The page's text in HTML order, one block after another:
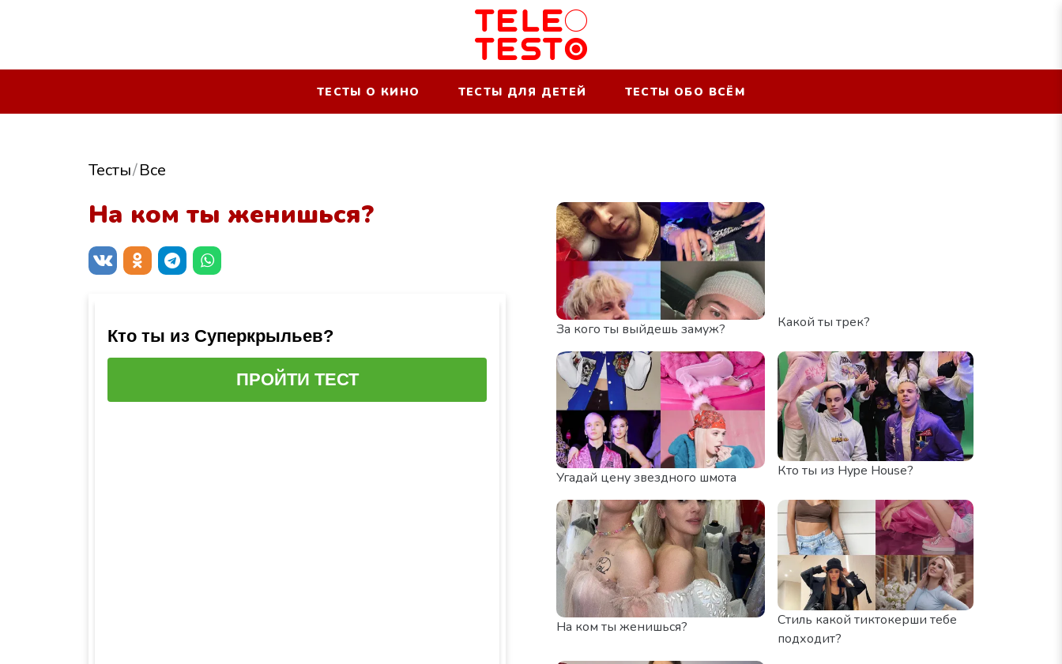
ТЕСТЫ О КИНО ТЕСТЫ ДЛЯ ДЕТЕЙ ТЕСТЫ ОБО ВСЁМ
Тесты Все
На ком ты женишься?
За кого ты выйдешь замуж? Какой ты трек?
Угадай цену звездного шмота Кто ты из Hype House?
На ком ты женишься?
Стиль какой тиктокерши тебе
подходит?